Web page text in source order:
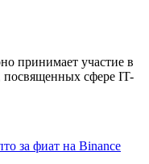
принимает участие в
посвященных сфере IT-
за фиат на Binance